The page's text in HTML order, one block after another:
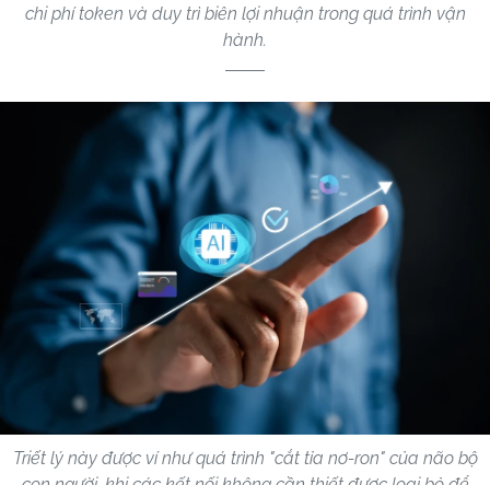
chi phí token và duy trì biên lợi nhuận trong quá trình vận
hành.
Triết lý này được ví như quá trình "cắt tỉa nơ-ron" của não bộ